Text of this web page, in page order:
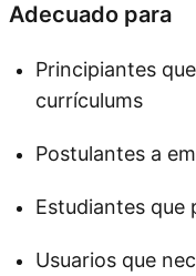
Adecuado para
Principiantes
currículums
Postulantes a
Estudiantes que
Usuarios que